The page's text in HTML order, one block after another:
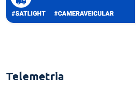
Telemetria